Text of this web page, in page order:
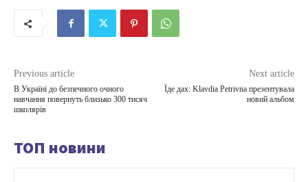
Previous article
В Україні до безпечного очного
навчання повернуть близько 300 тисяч
школярів
Next article
Їде дах: Klavdia Petrivna презентувала
новий альбом
ТОП новини